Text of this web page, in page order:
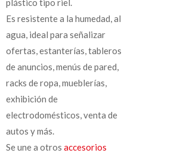
plástico tipo riel.
Es resistente a la humedad, al
agua, ideal para señalizar
ofertas, estanterías, tableros
de anuncios, menús de pared,
racks de ropa, mueblerías,
exhibición de
electrodomésticos, venta de
autos y más.
Se une a otros accesorios